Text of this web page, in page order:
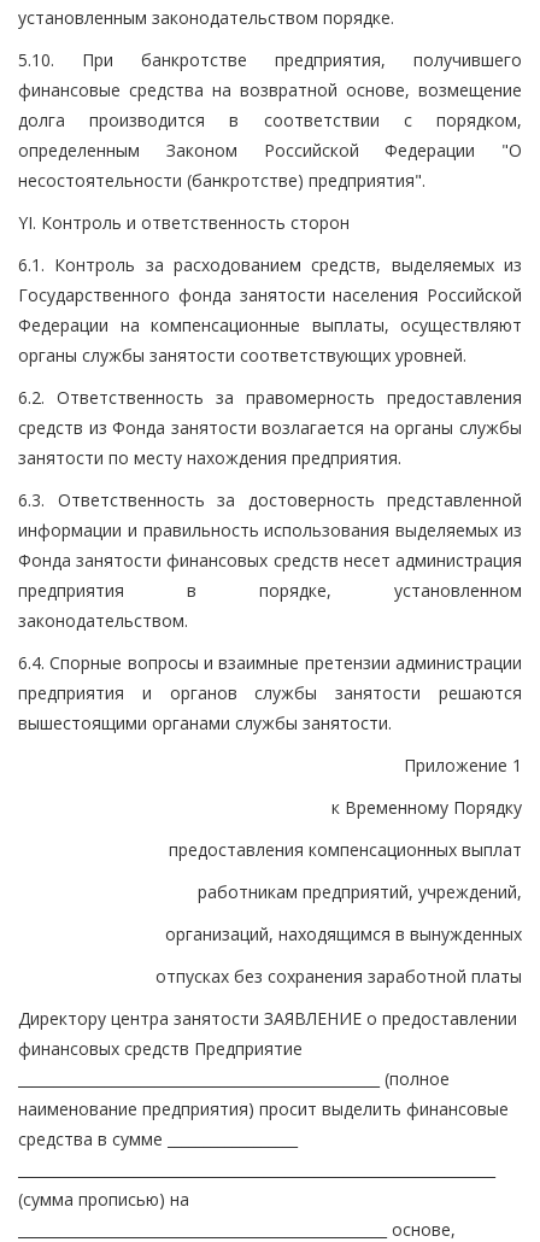
установленным законодательством порядке.
5.10. При банкротстве предприятия, получившего
финансовые средства на возвратной основе, возмещение
долга производится в соответствии с порядком,
определенным Законом Российской Федерации "О
несостоятельности (банкротстве) предприятия".
YI. Контроль и ответственность сторон
6.1. Контроль за расходованием средств, выделяемых из
Государственного фонда занятости населения Российской
Федерации на компенсационные выплаты, осуществляют
органы службы занятости соответствующих уровней.
6.2. Ответственность за правомерность предоставления
средств из Фонда занятости возлагается на органы службы
занятости по месту нахождения предприятия.
6.3. Ответственность за достоверность представленной
информации и правильность использования выделяемых из
Фонда занятости финансовых средств несет администрация
предприятия в порядке, установленном
законодательством.
6.4. Спорные вопросы и взаимные претензии администрации
предприятия и органов службы занятости решаются
вышестоящими органами службы занятости.
Приложение 1
к Временному Порядку
предоставления компенсационных выплат
работникам предприятий, учреждений,
организаций, находящимся в вынужденных
отпусках без сохранения заработной платы
Директору центра занятости ЗАЯВЛЕНИЕ о предоставлении
финансовых средств Предприятие
__________________________________________________ (полное
наименование предприятия) просит выделить финансовые
средства в сумме __________________
(сумма прописью) на
___________________________________________________ основе,